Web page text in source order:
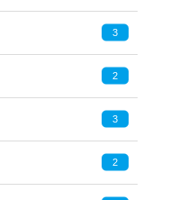
3
2
3
2